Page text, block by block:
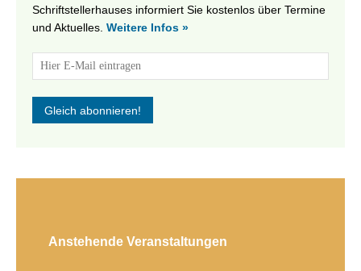
Schriftstellerhauses informiert Sie kostenlos über Termine
und Aktuelles. Weitere Infos »
Anstehende Veranstaltungen